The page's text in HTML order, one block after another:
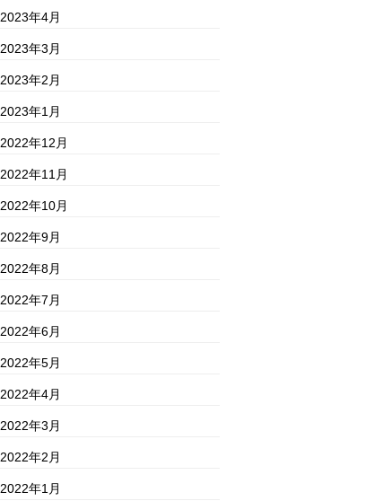
2023年4月
2023年3月
2023年2月
2023年1月
2022年12月
2022年11月
2022年10月
2022年9月
2022年8月
2022年7月
2022年6月
2022年5月
2022年4月
2022年3月
2022年2月
2022年1月